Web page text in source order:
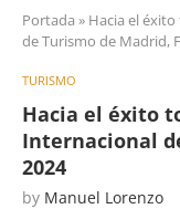
Portada » Hacia el
de Turismo de Madrid,
TURISMO
Hacia el éxito
Internacional
2024
by Manuel Lorenzo